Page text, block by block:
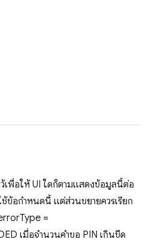
เพื่อให้ UI ใดก็ตามแสดงข้อมูลนี้ต่อ
ข้อกำหนดนี้ แต่ส่วนขยายควรเรียก
=
เมื่อจำนวนคำขอ PIN เกินขีด